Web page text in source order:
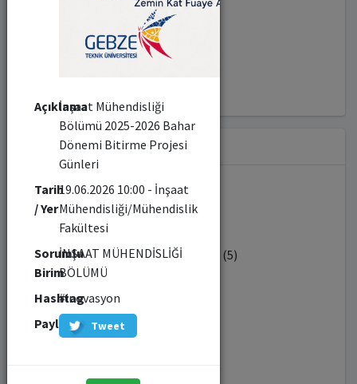
Sorumlu Birim
Diğer (590)
ENDÜSTRİ MÜHENDİSLİĞİ BÖLÜMÜ (5)
BİYOMÜHENDİSLİK BÖLÜMÜ (10)
Açıklamaİnşaat Mühendisliği
Bölümü 2025-2026 Bahar
Dönemi Bitirme Projesi
Günleri
Tarih
/ Yer
19.06.2026 10:00 - İnşaat
Mühendisliği/Mühendislik
Fakültesi
Sorumlu
Birim
İNŞAAT MÜHENDİSLİĞİ
BÖLÜMÜ
Hashtag#inovasyon
Paylaş
Tweet